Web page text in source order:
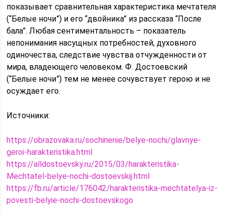
показывает сравнительная характеристика мечтателя
(“Белые ночи”) и его “двойника” из рассказа “После
бала”. Любая сентиментальность – показатель
непонимания насущных потребностей, духовного
одиночества, следствие чувства отчужденности от
мира, владеющего человеком. Ф. Достоевский
(“Белые ночи”) тем не менее сочувствует герою и не
осуждает его.
Источники:
https://obrazovaka.ru/sochinenie/belye-nochi/glavnye-
geroi-harakteristika.html
https://alldostoevsky.ru/2015/03/harakteristika-
Mechtatel-belye-nochi-dostoevskij.html
https://fb.ru/article/176042/harakteristika-mechtatelya-iz-
povesti-belyie-nochi-dostoevskogo